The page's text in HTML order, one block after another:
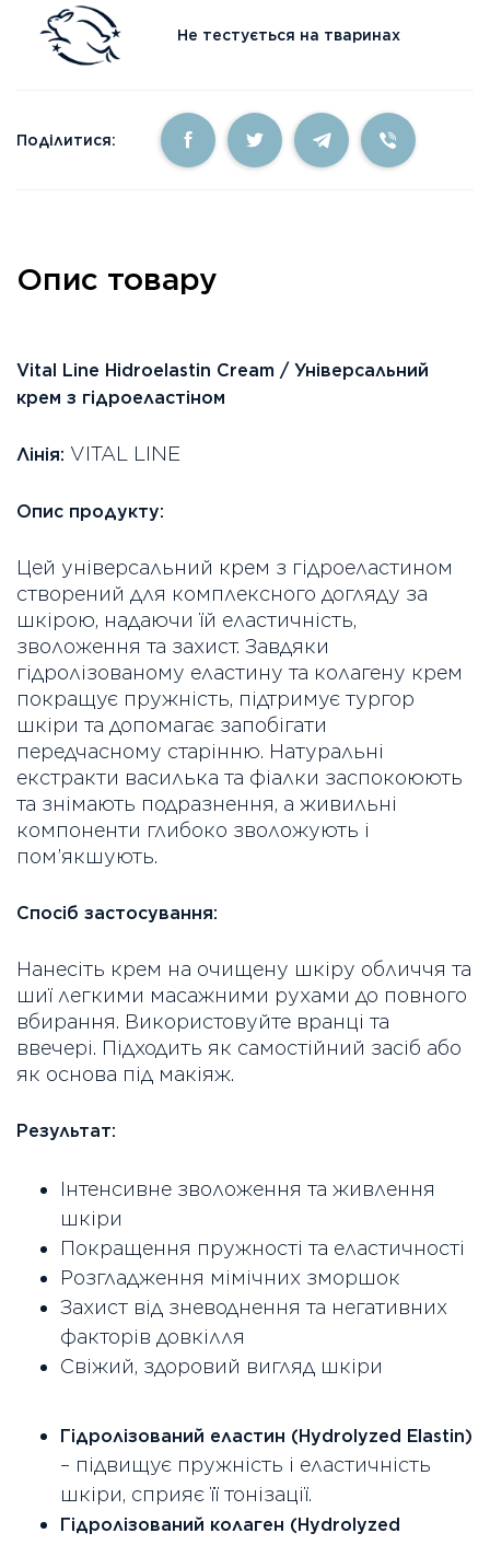
Не тестується на тваринах
Поділитися:
Опис товару
Vital Line Hidroelastin Cream / Універсальний
крем з гідроеластіном
Лінія: VITAL LINE
Опис продукту:
Цей універсальний крем з гідроеластином
створений для комплексного догляду за
шкірою, надаючи їй еластичність,
зволоження та захист. Завдяки
гідролізованому еластину та колагену крем
покращує пружність, підтримує тургор
шкіри та допомагає запобігати
передчасному старінню. Натуральні
екстракти василька та фіалки заспокоюють
та знімають подразнення, а живильні
компоненти глибоко зволожують і
пом’якшують.
Спосіб застосування:
Нанесіть крем на очищену шкіру обличчя та
шиї легкими масажними рухами до повного
вбирання. Використовуйте вранці та
ввечері. Підходить як самостійний засіб або
як основа під макіяж.
Результат:
Інтенсивне зволоження та живлення
шкіри
Покращення пружності та еластичності
Розгладження мімічних зморшок
Захист від зневоднення та негативних
факторів довкілля
Свіжий, здоровий вигляд шкіри
Гідролізований еластин (Hydrolyzed Elastin)
– підвищує пружність і еластичність
шкіри, сприяє її тонізації.
Гідролізований колаген (Hydrolyzed